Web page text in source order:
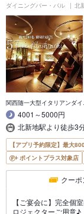
ダイニングバー・バル 北
関西随一大型イタリアンダ
4001～5000円
北新地駅より徒歩3
【アプリ予約限定】最大
ポイントプラス対象店
クーポ
【ご宴会に】完全個
ロジェクターご用意♪